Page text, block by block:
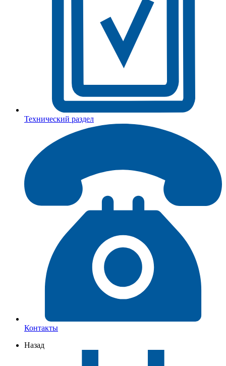
Технический раздел
Контакты
Назад